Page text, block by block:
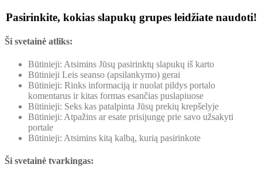
Pasirinkite, kokias slapukų grupes leidžiate naudoti!
Ši svetainė atliks:
Būtinieji: Atsimins Jūsų pasirinktų slapukų iš karto
Būtinieji Leis seanso (apsilankymo) gerai
Būtinieji: Rinks informaciją ir nuolat pildys portalo
komentarus ir kitas formas esančias puslapiuose
Būtinieji: Seks kas patalpinta Jūsų prekių krepšelyje
Būtinieji: Atpažins ar esate prisijungę prie savo užsakyti
portale
Būtinieji: Atsimins kitą kalbą, kurią pasirinkote
Ši svetainė tvarkingas: